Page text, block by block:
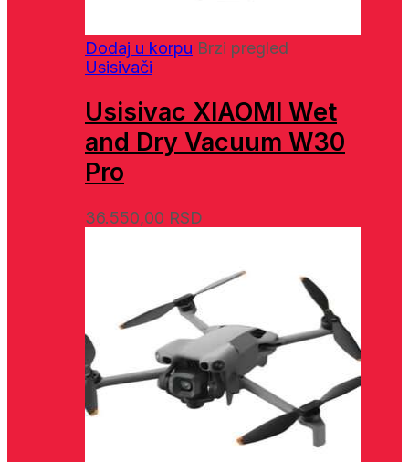
Dodaj u korpu Brzi pregled
Usisivači
Usisivac XIAOMI Wet
and Dry Vacuum W30
Pro
36.550,00 RSD